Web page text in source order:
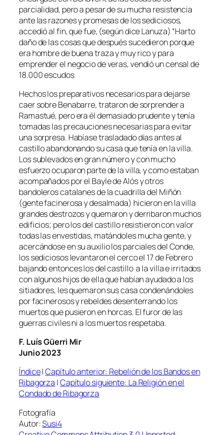
parcialidad, pero a pesar de su mucha resistencia
ante las razones y promesas de los sediciosos,
accedió al fin, que fue, (según dice Lanuza) “Harto
daño de las cosas que después sucedieron porque
era hombre de buena traza y muy rico y para
emprender el negocio de veras, vendió un censal de
18.000 escudos
Hechos los preparativos necesarios para dejarse
caer sobre Benabarre, trataron de sorprender a
Ramastué, pero era él demasiado prudente y tenía
tomadas las precauciones necesarias para evitar
una sorpresa. Habíase trasladado días antes al
castillo abandonando su casa que tenía en la villa.
Los sublevados en gran número y con mucho
esfuerzo ocuparon parte de la villa, y como estaban
acompañados por el Bayle de Alós y otros
bandoleros catalanes de la cuadrilla del Miñón
(gente facinerosa y desalmada) hicieron en la villa
grandes destrozos y quemaron y derribaron muchos
edificios; pero los del castillo resistieron con valor
todas las envestidas, matándoles mucha gente, y
acercándose en su auxilio los parciales del Conde,
los sediciosos levantaron el cerco el 17 de Febrero
bajando entonces los del castillo a la villa e irritados
con algunos hijos de ella que habían ayudado a los
sitiadores, les quemaron sus casa condenándoles
por facinerosos y rebeldes desenterrando los
muertos que pusieron en horcas. El furor de las
guerras civiles ni a los muertos respetaba.
F. Luís Güerri Mir
Junio 2023
Índice|Capítulo anterior: Rebelión de los Bandos en
Ribagorza |Capítulo siguiente: La Religión en el
Condado de Ribagorza
Fotografía
Autor:Susi4